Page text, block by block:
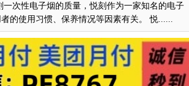
次性电子烟的质量，悦刻作为一家知名的电子
的使用习惯、保养情况等因素有关。 悦......